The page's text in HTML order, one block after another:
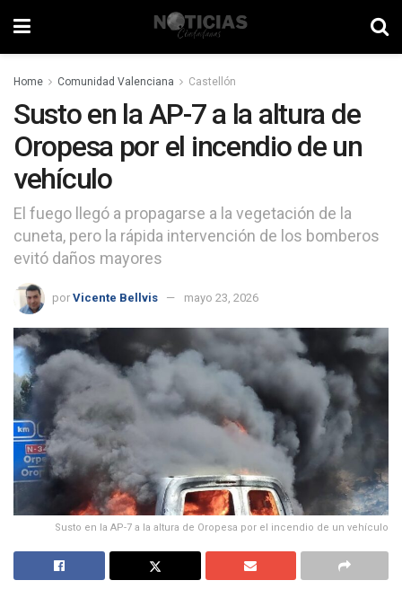
Home Comunidad Valenciana Castellón
Susto en la AP-7 a la altura de
Oropesa por el incendio de un
vehículo
El fuego llegó a propagarse a la vegetación de la
cuneta, pero la rápida intervención de los bomberos
evitó daños mayores
por Vicente Bellvis mayo 23, 2026
Susto en la AP-7 a la altura de Oropesa por el incendio de un vehículo